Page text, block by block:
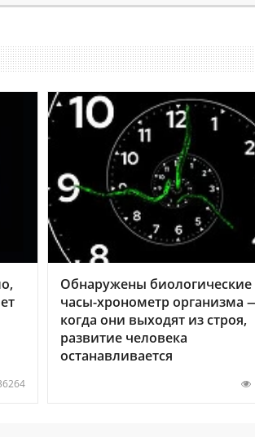
Обнаружены биологические
часы-хронометр организма
когда они выходят из строя,
развитие человека
останавливается